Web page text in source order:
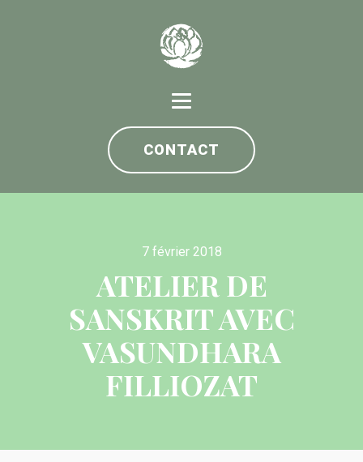
CONTACT
7 février 2018
ATELIER DE
SANSKRIT AVEC
VASUNDHARA
FILLIOZAT